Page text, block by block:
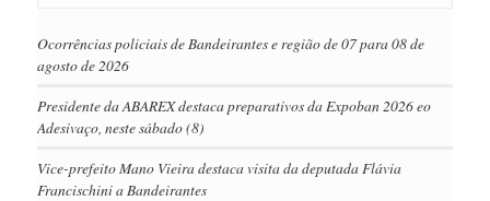
Ocorrências policiais de Bandeirantes e região de 07 para 08 de
agosto de 2026
Presidente da ABAREX destaca preparativos da Expoban 2026 eo
Adesivaço, neste sábado (8)
Vice-prefeito Mano Vieira destaca visita da deputada Flávia
Francischini a Bandeirantes